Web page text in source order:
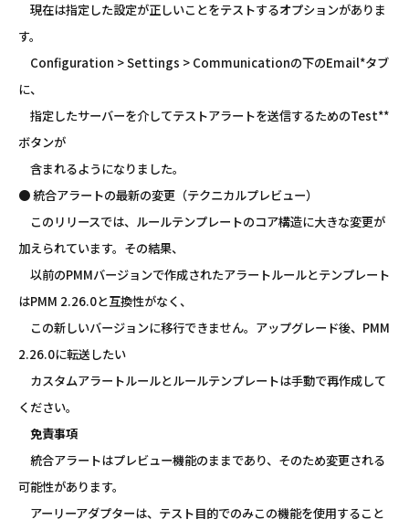
現在は指定した設定が正しいことをテストするオプションがありま
す。
Configuration > Settings > Communicationの下のEmail*タブ
に、
指定したサーバーを介してテストアラートを送信するためのTest**
ボタンが
含まれるようになりました。
● 統合アラートの最新の変更（テクニカルプレビュー）
このリリースでは、ルールテンプレートのコア構造に大きな変更が
加えられています。その結果、
以前のPMMバージョンで作成されたアラートルールとテンプレート
はPMM 2.26.0と互換性がなく、
この新しいバージョンに移行できません。アップグレード後、PMM
2.26.0に転送したい
カスタムアラートルールとルールテンプレートは手動で再作成して
ください。
免責事項
統合アラートはプレビュー機能のままであり、そのため変更される
可能性があります。
アーリーアダプターは、テスト目的でのみこの機能を使用すること